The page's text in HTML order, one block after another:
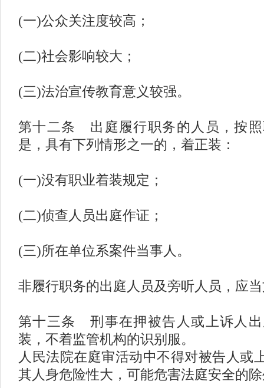
(一)公众关注度较高；
(二)社会影响较大；
(三)法治宣传教育意义较强。
第十二条 出庭履行职务的人员，按
是，具有下列情形之一的，着正装：
(一)没有职业着装规定；
(二)侦查人员出庭作证；
(三)所在单位系案件当事人。
非履行职务的出庭人员及旁听人员，应
第十三条 刑事在押被告人或上诉人
装，不着监管机构的识别服。
人民法院在庭审活动中不得对被告人或
其人身危险性大，可能危害法庭安全的